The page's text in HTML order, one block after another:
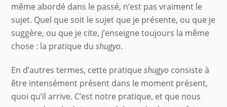
même abordé dans le passé, n’est pas vraiment le
sujet. Quel que soit le sujet que je présente, ou que je
suggère, ou que je cite, j’enseigne toujours la même
chose : la pratique dushugyo.
En d’autres termes, cette pratiqueshugyo consiste à
être intensément présent dans le moment présent,
quoi qu’il arrive. C’est notre pratique, et que nous